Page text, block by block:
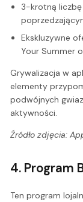
3-krotną
Ekskluzywne
Your Summer
Grywalizacja w
elementy
podwójnych
aktywności.
Źródło zdjęcia:
4. Program
Ten program